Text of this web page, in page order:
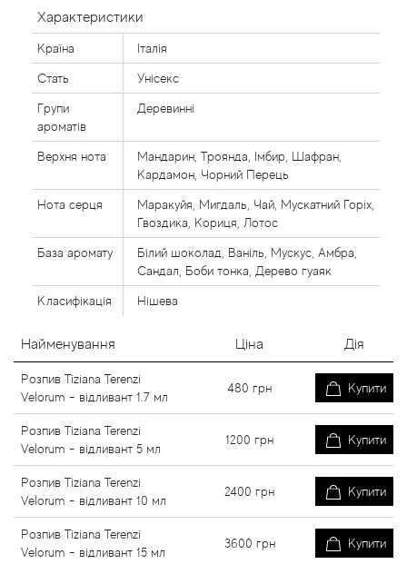
Характеристики
Країна Італія
Стать Унісекс
Групи
ароматів
Деревинні
Верхня нота
Мандарин, Троянда, Імбир, Шафран,
Кардамон, Чорний Перець
Нота серця
Маракуйя, Мигдаль, Чай, Мускатний Горіх,
Гвоздика, Кориця, Лотос
База аромату
Білий шоколад, Ваніль, Мускус, Амбра,
Сандал, Боби тонка, Дерево гуаяк
Класифікація Нішева
Найменування Ціна Дія
Розпив Tiziana Terenzi
Velorum - відливант 1.7 мл
480 грн Купити
Розпив Tiziana Terenzi
Velorum - відливант 5 мл
1200 грн Купити
Розпив Tiziana Terenzi
Velorum - відливант 10 мл
2400 грн Купити
Розпив Tiziana Terenzi
Velorum - відливант 15 мл
3600 грн Купити